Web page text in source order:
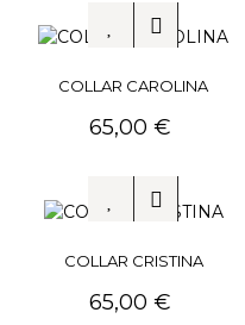
COLLAR CAROLINA
Precio
65,00 €
COLLAR CRISTINA
Precio
65,00 €